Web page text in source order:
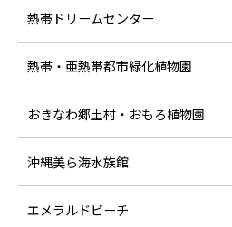
熱帯ドリームセンター
熱帯・亜熱帯都市緑化植物園
おきなわ郷土村・おもろ植物園
沖縄美ら海水族館
エメラルドビーチ